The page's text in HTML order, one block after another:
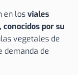
en losviales
conocidos por su
vegetales de
demanda de